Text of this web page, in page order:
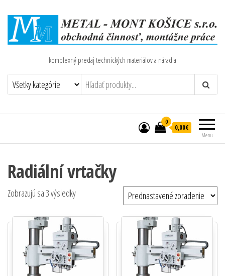
komplexný predaj technických materiálov a náradia
Menu
0
0,00€
Radiální vrtačky
Zobrazujú sa 3 výsledky